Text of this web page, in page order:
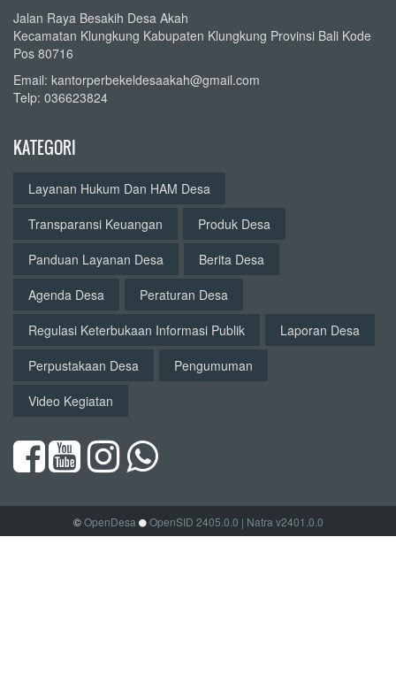
Jalan Raya Besakih Desa Akah
Kecamatan Klungkung Kabupaten Klungkung Provinsi Bali Kode
Pos 80716
Email: kantorperbekeldesaakah@gmail.com
Telp: 036623824
KATEGORI
Layanan Hukum Dan HAM Desa
Transparansi Keuangan
Produk Desa
Panduan Layanan Desa
Berita Desa
Agenda Desa
Peraturan Desa
Regulasi Keterbukaan Informasi Publik
Laporan Desa
Perpustakaan Desa
Pengumuman
Video Kegiatan
©OpenDesa OpenSID 2405.0.0 | Natra v2401.0.0